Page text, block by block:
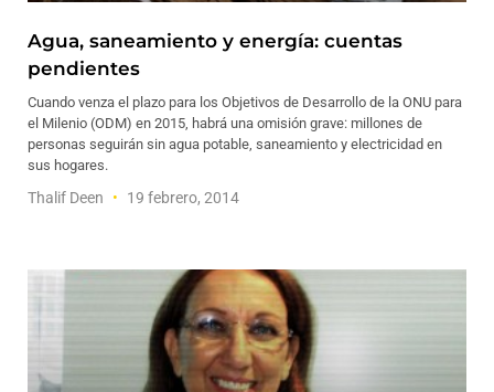
Agua, saneamiento y energía: cuentas
pendientes
Cuando venza el plazo para los Objetivos de Desarrollo de la ONU para
el Milenio (ODM) en 2015, habrá una omisión grave: millones de
personas seguirán sin agua potable, saneamiento y electricidad en
sus hogares.
Thalif Deen 19 febrero, 2014